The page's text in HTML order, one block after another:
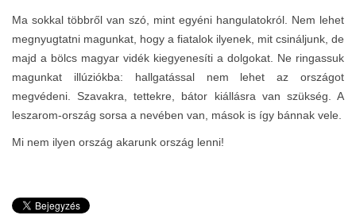
Ma sokkal többről van szó, mint egyéni hangulatokról. Nem lehet
megnyugtatni magunkat, hogy a fiatalok ilyenek, mit csináljunk, de
majd a bölcs magyar vidék kiegyenesíti a dolgokat. Ne ringassuk
magunkat illúziókba: hallgatással nem lehet az országot
megvédeni. Szavakra, tettekre, bátor kiállásra van szükség. A
leszarom-ország sorsa a nevében van, mások is így bánnak vele.
Mi nem ilyen ország akarunk ország lenni!